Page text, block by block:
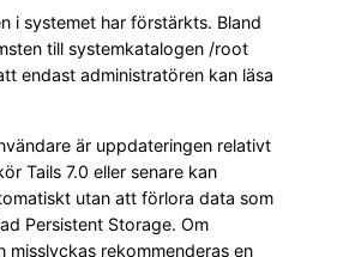
i systemet har förstärkts. Bland
till systemkatalogen /root
endast administratören kan läsa
är uppdateringen relativt
Tails 7.0 eller senare kan
utan att förlora data som
Persistent Storage. Om
misslyckas rekommenderas en